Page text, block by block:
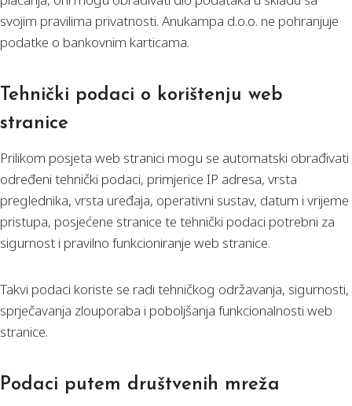
svojim pravilima privatnosti. Anukampa d.o.o. ne pohranjuje
podatke o bankovnim karticama.
Tehnički podaci o korištenju web
stranice
Prilikom posjeta web stranici mogu se automatski obrađivati
određeni tehnički podaci, primjerice IP adresa, vrsta
preglednika, vrsta uređaja, operativni sustav, datum i vrijeme
pristupa, posjećene stranice te tehnički podaci potrebni za
sigurnost i pravilno funkcioniranje web stranice.
Takvi podaci koriste se radi tehničkog održavanja, sigurnosti,
sprječavanja zlouporaba i poboljšanja funkcionalnosti web
stranice.
Podaci putem društvenih mreža